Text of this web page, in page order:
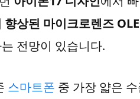
상된 마이크로렌즈
전망이 있습니다.
스마트폰 중 가장 얇은